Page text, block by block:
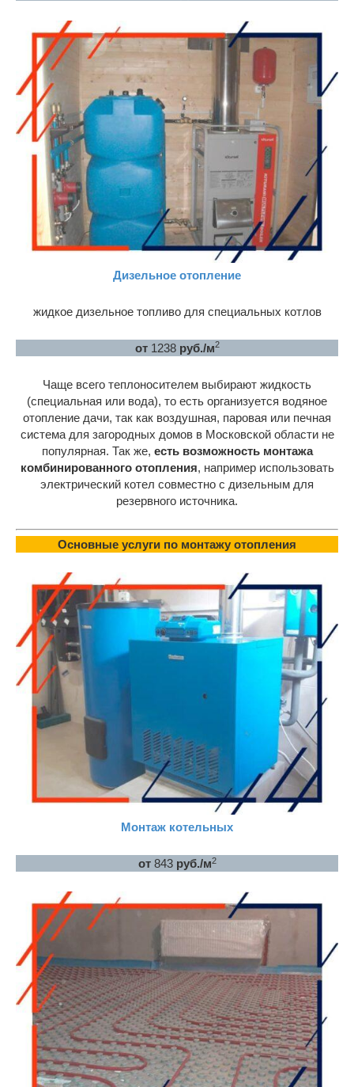
Дизельное отопление
жидкое дизельное топливо для специальных котлов
от 1238руб./м2
Чаще всего теплоносителем выбирают жидкость
(специальная или вода), то есть организуется водяное
отопление дачи, так как воздушная, паровая или печная
система для загородных домов в Московской области не
популярная. Так же, есть возможность монтажа
комбинированного отопления, например использовать
электрический котел совместно с дизельным для
резервного источника.
Основные услуги по монтажу отопления
Монтаж котельных
от 843руб./м2